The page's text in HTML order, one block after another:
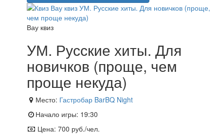
Вау квиз
УМ. Русские хиты. Для
новичков (проще, чем
проще некуда)
Место: Гастробар BarBQ Night
Начало игры: 19:30
Цена: 700 руб./чел.